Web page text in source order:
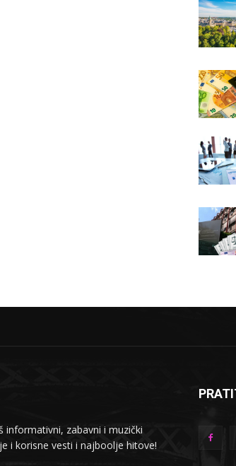
informativni, zabavni i muzički
i korisne vesti i najboolje hitove!